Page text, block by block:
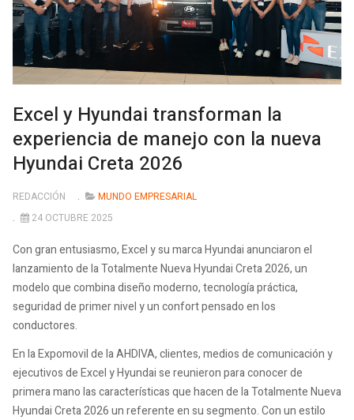
Excel y Hyundai transforman la
experiencia de manejo con la nueva
Hyundai Creta 2026
REDACCIÓN
MUNDO EMPRESARIAL
24 OCTUBRE 2025
Con gran entusiasmo, Excel y su marca Hyundai anunciaron el
lanzamiento de la Totalmente Nueva Hyundai Creta 2026, un
modelo que combina diseño moderno, tecnología práctica,
seguridad de primer nivel y un confort pensado en los
conductores.
En la Expomovil de la AHDIVA, clientes, medios de comunicación y
ejecutivos de Excel y Hyundai se reunieron para conocer de
primera mano las características que hacen de la Totalmente Nueva
Hyundai Creta 2026 un referente en su segmento. Con un estilo